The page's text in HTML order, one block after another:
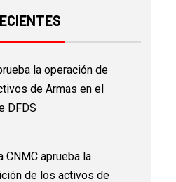
la operación de
de Armas en el
DFDS
CNMC aprueba la
de los activos de